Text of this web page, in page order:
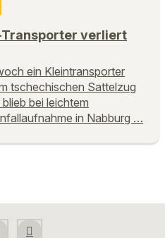
verliert
ein Kleintransporter
tschechischen Sattelzug
bei leichtem
in Nabburg …